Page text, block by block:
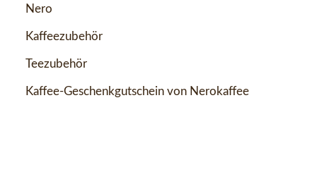
Nero
Kaffeezubehör
Teezubehör
Kaffee-Geschenkgutschein von Nerokaffee